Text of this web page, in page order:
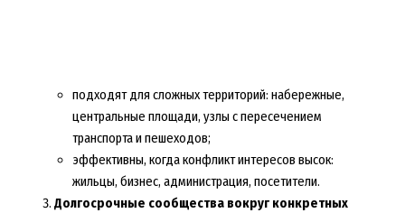
подходят для сложных территорий: набережные,
центральные площади, узлы с пересечением
транспорта и пешеходов;
эффективны, когда конфликт интересов высок:
жильцы, бизнес, администрация, посетители.
Долгосрочные сообщества вокруг конкретных